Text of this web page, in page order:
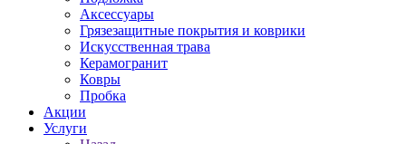
Аксессуары
Грязезащитные покрытия и коврики
Искусственная трава
Керамогранит
Ковры
Пробка
Акции
Услуги